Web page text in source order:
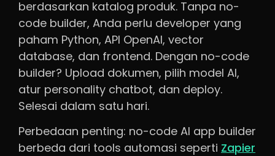
berdasarkan katalog produk. Tanpa no-
code builder, Anda perlu developer yang
paham Python, API OpenAI, vector
database, dan frontend. Dengan no-code
builder? Upload dokumen, pilih model AI,
atur personality chatbot, dan deploy.
Selesai dalam satu hari.
Perbedaan penting: no-code AI app builder
berbeda dari tools automasi seperti Zapier